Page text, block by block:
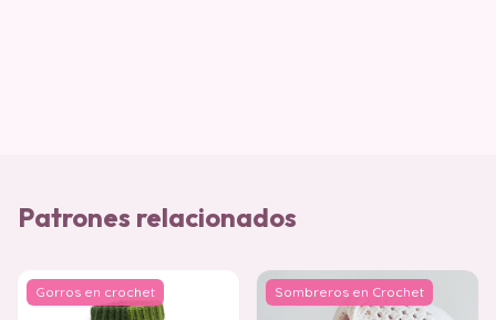
Patrones relacionados
Gorros en crochet Sombreros en Crochet